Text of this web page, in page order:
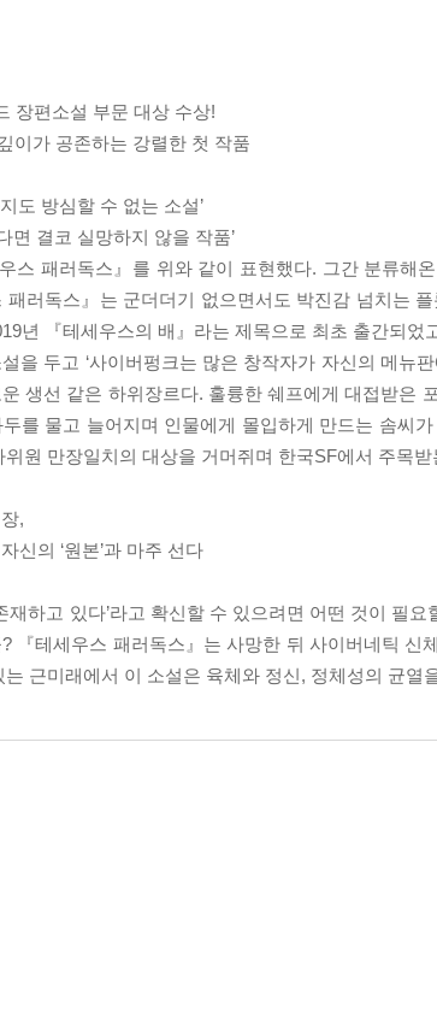
장편소설 부문 대상 수상!
이가 공존하는 강렬한 첫 작품
도 방심할 수 없는 소설’
면 결코 실망하지 않을 작품’
스 패러독스』를 위와 같이 표현했다. 그간 분류해
패러독스』는 군더더기 없으면서도 박진감 넘치는
년 『테세우스의 배』라는 제목으로 최초 출간되었
을 두고 ‘사이버펑크는 많은 창작자가 자신의 메뉴
생선 같은 하위장르다. 훌륭한 쉐프에게 대접받은
를 물고 늘어지며 인물에게 몰입하게 만드는 솜씨
원 만장일치의 대상을 거머쥐며 한국SF에서 주목
,
신의 ‘원본’과 마주 선다
재하고 있다’라고 확신할 수 있으려면 어떤 것이 필
『테세우스 패러독스』는 사망한 뒤 사이버네틱
근미래에서 이 소설은 육체와 정신, 정체성의 균열